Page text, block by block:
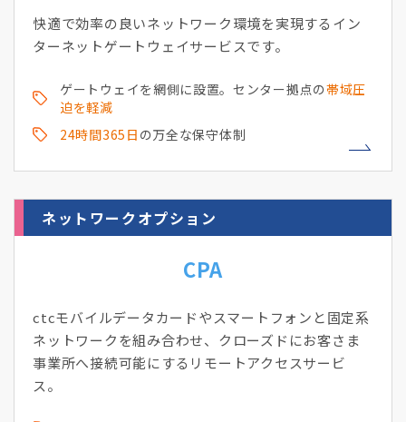
快適で効率の良いネットワーク環境を実現するイン
ターネットゲートウェイサービスです。
ゲートウェイを網側に設置。センター拠点の帯域圧
迫を軽減
24時間365日 の万全な保守体制
ネットワークオプション
CPA
ctcモバイルデータカードやスマートフォンと固定系
ネットワークを組み合わせ、クローズドにお客さま
事業所へ接続可能にするリモートアクセスサービ
ス。